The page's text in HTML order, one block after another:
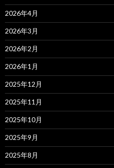
2026年4月
2026年3月
2026年2月
2026年1月
2025年12月
2025年11月
2025年10月
2025年9月
2025年8月